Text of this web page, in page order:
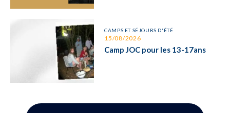
CAMPS ET SÉJOURS D'ÉTÉ
15/08/2026
Camp JOC pour les 13-17ans